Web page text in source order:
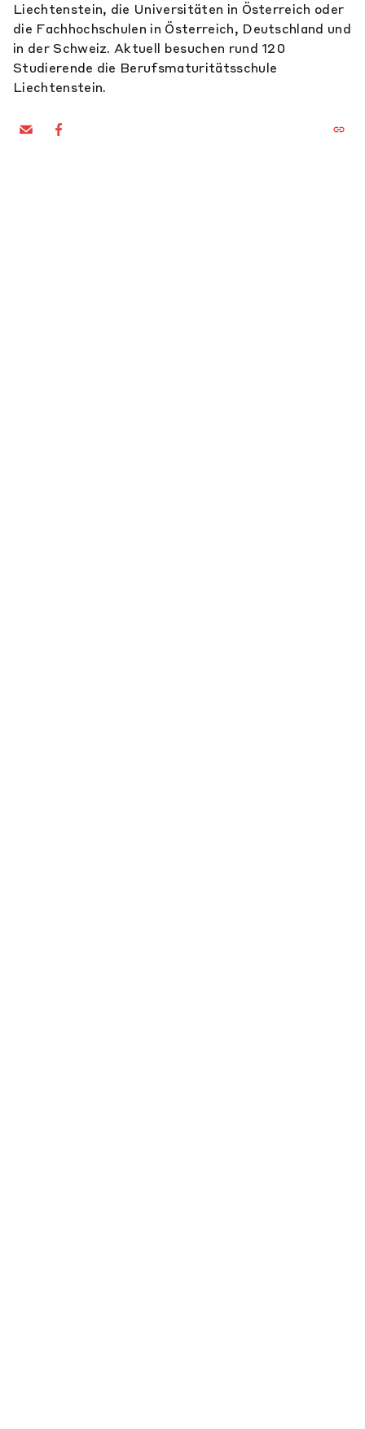
Liechtenstein, die Universitäten in Österreich oder
die Fachhochschulen in Österreich, Deutschland und
in der Schweiz. Aktuell besuchen rund 120
Studierende die Berufsmaturitätsschule
Liechtenstein.